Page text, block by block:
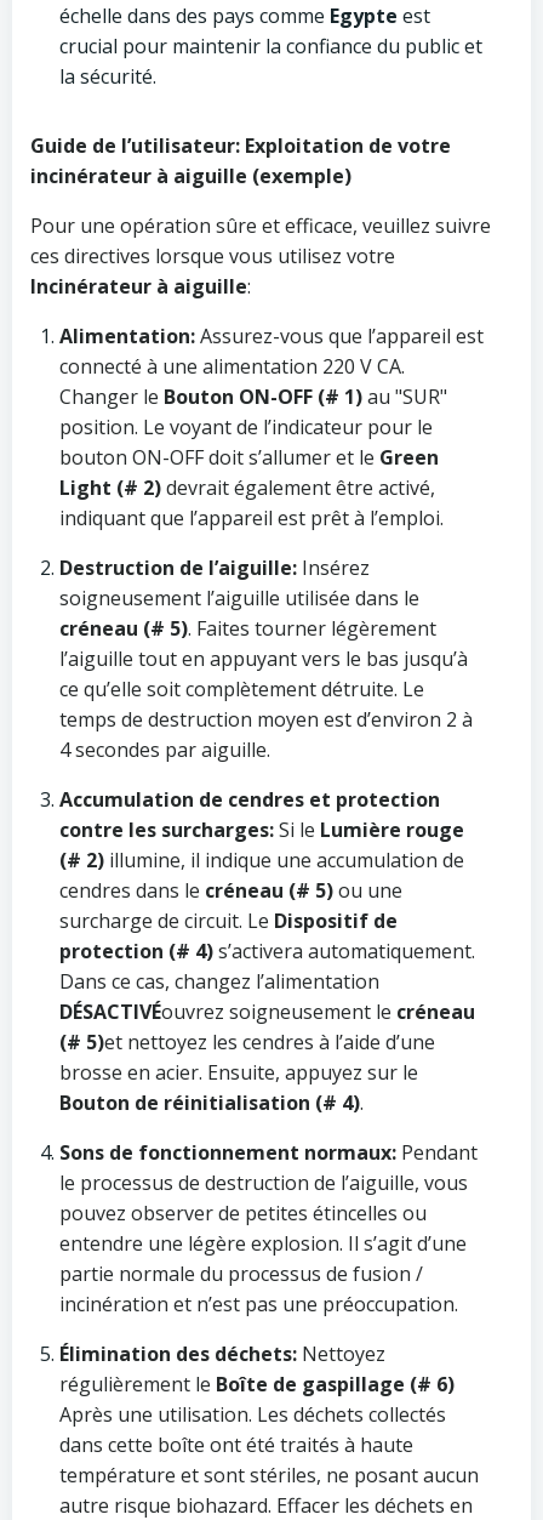
échelle dans des pays comme Egypte est
crucial pour maintenir la confiance du public et
la sécurité.
Guide de l’utilisateur: Exploitation de votre
incinérateur à aiguille (exemple)
Pour une opération sûre et efficace, veuillez suivre
ces directives lorsque vous utilisez votre
Incinérateur à aiguille:
Alimentation:Assurez-vous que l’appareil est
connecté à une alimentation 220 V CA.
Changer le Bouton ON-OFF (# 1)au "SUR"
position. Le voyant de l’indicateur pour le
bouton ON-OFF doit s’allumer et le Green
Light (# 2)devrait également être activé,
indiquant que l’appareil est prêt à l’emploi.
Destruction de l’aiguille: Insérez
soigneusement l’aiguille utilisée dans le
créneau (# 5). Faites tourner légèrement
l’aiguille tout en appuyant vers le bas jusqu’à
ce qu’elle soit complètement détruite. Le
temps de destruction moyen est d’environ 2 à
4 secondes par aiguille.
Accumulation de cendres et protection
contre les surcharges:Si le Lumière rouge
(# 2) illumine, il indique une accumulation de
cendres dans le créneau (# 5)ou une
surcharge de circuit. Le Dispositif de
protection (# 4)s’activera automatiquement.
Dans ce cas, changez l’alimentation
DÉSACTIVÉouvrez soigneusement le créneau
(# 5)et nettoyez les cendres à l’aide d’une
brosse en acier. Ensuite, appuyez sur le
Bouton de réinitialisation (# 4).
Sons de fonctionnement normaux: Pendant
le processus de destruction de l’aiguille, vous
pouvez observer de petites étincelles ou
entendre une légère explosion. Il s’agit d’une
partie normale du processus de fusion /
incinération et n’est pas une préoccupation.
Élimination des déchets: Nettoyez
régulièrement le Boîte de gaspillage (# 6)
Après une utilisation. Les déchets collectés
dans cette boîte ont été traités à haute
température et sont stériles, ne posant aucun
autre risque biohazard. Effacer les déchets en